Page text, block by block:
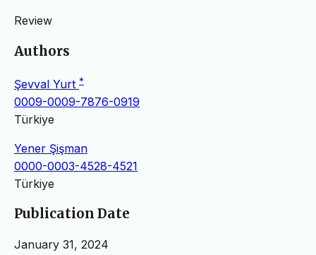
Review
Authors
Şevval Yurt *
0009-0009-7876-0919
Türkiye
Yener Şişman
0000-0003-4528-4521
Türkiye
Publication Date
January 31, 2024